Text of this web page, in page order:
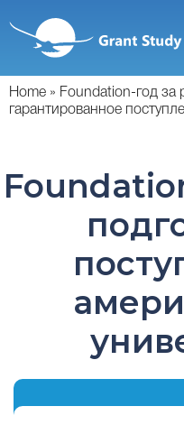
основному
содержанию
Home
Foundation-год за
гарантированное